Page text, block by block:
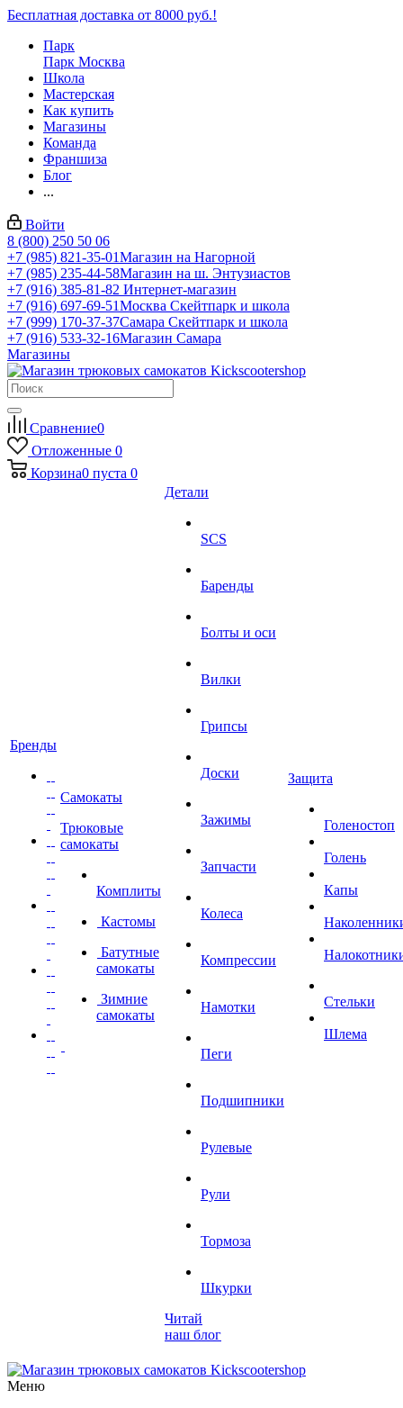
Бесплатная доставка от 8000 руб.!
Парк
Парк Москва
Школа
Мастерская
Как купить
Магазины
Команда
Франшиза
Блог
...
Войти
8 (800) 250 50 06
+7 (985) 821-35-01Магазин на Нагорной
+7 (985) 235-44-58Магазин на ш. Энтузиастов
+7 (916) 385-81-82 Интернет-магазин
+7 (916) 697-69-51Москва Скейтпарк и школа
+7 (999) 170-37-37Самара Скейтпарк и школа
+7 (916) 533-32-16Магазин Самара
Магазины
Сравнение0
Отложенные 0
Корзина0 пуста 0
Бренды
Самокаты
Трюковые
самокаты
Комплиты
Кастомы
Батутные
самокаты
Зимние
самокаты
Детали
SCS
Баренды
Болты и оси
Вилки
Грипсы
Доски
Зажимы
Запчасти
Колеса
Компрессии
Намотки
Пеги
Подшипники
Рулевые
Рули
Тормоза
Шкурки
Читай
наш блог
Защита
Голеностоп
Голень
Капы
Стельки
Шлема
Меню